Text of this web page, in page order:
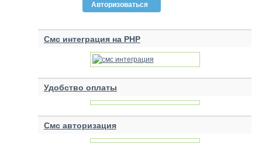
Авторизоваться
Смс интеграция на PHP
Удобство оплаты
Смс авторизация